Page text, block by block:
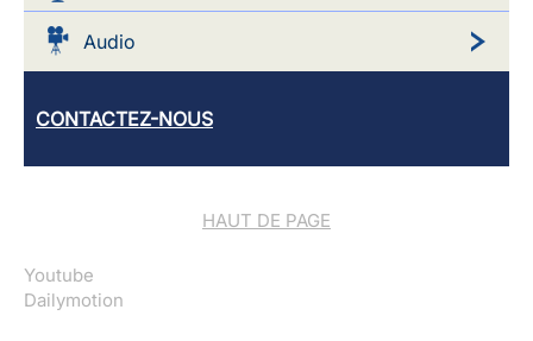
Audio
CONTACTEZ-NOUS
HAUT DE PAGE
Youtube
Dailymotion